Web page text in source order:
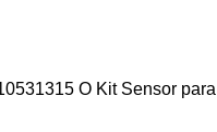
O Kit Sensor